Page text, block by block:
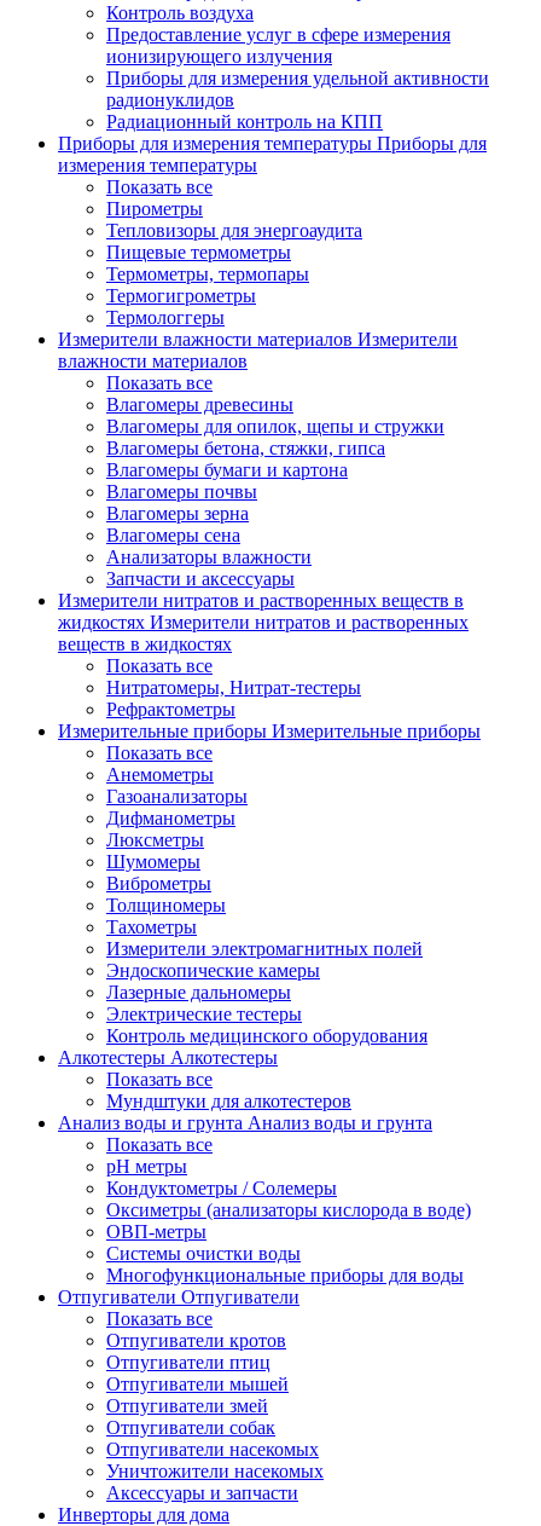
Контроль воздуха
Предоставление услуг в сфере измерения
ионизирующего излучения
Приборы для измерения удельной активности
радионуклидов
Радиационный контроль на КПП
Приборы для измерения температуры Приборы для
измерения температуры
Показать все
Пирометры
Тепловизоры для энергоаудита
Пищевые термометры
Термометры, термопары
Термогигрометры
Термологгеры
Измерители влажности материалов Измерители
влажности материалов
Показать все
Влагомеры древесины
Влагомеры для опилок, щепы и стружки
Влагомеры бетона, стяжки, гипса
Влагомеры бумаги и картона
Влагомеры почвы
Влагомеры зерна
Влагомеры сена
Анализаторы влажности
Запчасти и аксессуары
Измерители нитратов и растворенных веществ в
жидкостях Измерители нитратов и растворенных
веществ в жидкостях
Показать все
Нитратомеры, Нитрат-тестеры
Рефрактометры
Измерительные приборы Измерительные приборы
Показать все
Анемометры
Газоанализаторы
Дифманометры
Люксметры
Шумомеры
Виброметры
Толщиномеры
Тахометры
Измерители электромагнитных полей
Эндоскопические камеры
Лазерные дальномеры
Электрические тестеры
Контроль медицинского оборудования
Алкотестеры Алкотестеры
Показать все
Мундштуки для алкотестеров
Анализ воды и грунта Анализ воды и грунта
Показать все
pH метры
Кондуктометры / Солемеры
Оксиметры (анализаторы кислорода в воде)
ОВП-метры
Системы очистки воды
Многофункциональные приборы для воды
Отпугиватели Отпугиватели
Показать все
Отпугиватели кротов
Отпугиватели птиц
Отпугиватели мышей
Отпугиватели змей
Отпугиватели собак
Отпугиватели насекомых
Уничтожители насекомых
Аксессуары и запчасти
Инверторы для дома